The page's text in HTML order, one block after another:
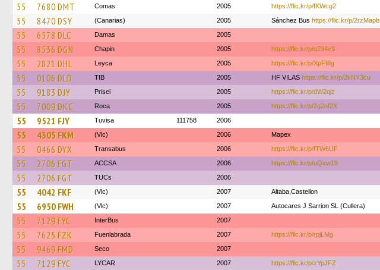
55 7680 DMT Comas 2005 https://flic.kr/p/fKWcg2
55 8470 DSY (Canarias) 2005 Sánchez Bus https://flic.kr/p/2rzMapb
55 6578 DLC Damas 2005
55 8536 DGN Chapin 2005 https://flic.kr/p/q294v9
55 2821 DHL Leyca 2005 https://flic.kr/p/XpFf8g
55 0106 DLD TIB 2005 HF VILAS https://flic.kr/p/2kNY3cu
55 9183 DJY Prisei 2005 https://flic.kr/p/dW2qjz
55 7009 DKC Roca 2005 https://flic.kr/p/2g2nf2X
55 9521 FJY Tuvisa 111758 2006
55 4305 FKM (Vlc) 2006 Mapex
55 0466 DYX Transabus 2006 https://flic.kr/p/fTW6UF
55 2706 FGT ACCSA 2006 https://flic.kr/p/uQxw19
55 2706 FGT TUCs 2006
55 4042 FKF (Vlc) 2007 Altaba,Castellon
55 6950 FWH (Vlc) 2007 Autocares J Sarrion SL (Cullera)
55 7129 FYC InterBus 2007
55 7625 FZK Fuenlabrada 2007 https://flic.kr/p/rpjLMg
55 9469 FMD Seco 2007
55 7129 FYC LYCAR 2007 https://flic.kr/p/zYpJFZ